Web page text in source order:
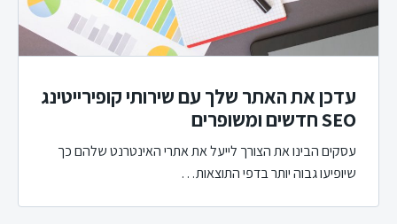
עדכן את האתר שלך עם שירותי קופירייטינג
SEO חדשים ומשופרים
עסקים הבינו את הצורך לייעל את אתרי האינטרנט שלהם כך
שיופיעו גבוה יותר בדפי התוצאות…